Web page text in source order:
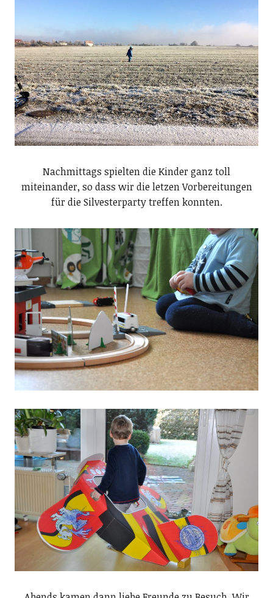
Nachmittags spielten die Kinder ganz toll
miteinander, so dass wir die letzen Vorbereitungen
für die Silvesterparty treffen konnten.